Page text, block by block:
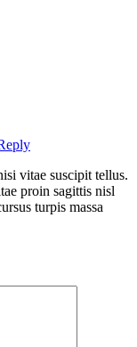
vitae suscipit tellus.
proin sagittis nisl
turpis massa